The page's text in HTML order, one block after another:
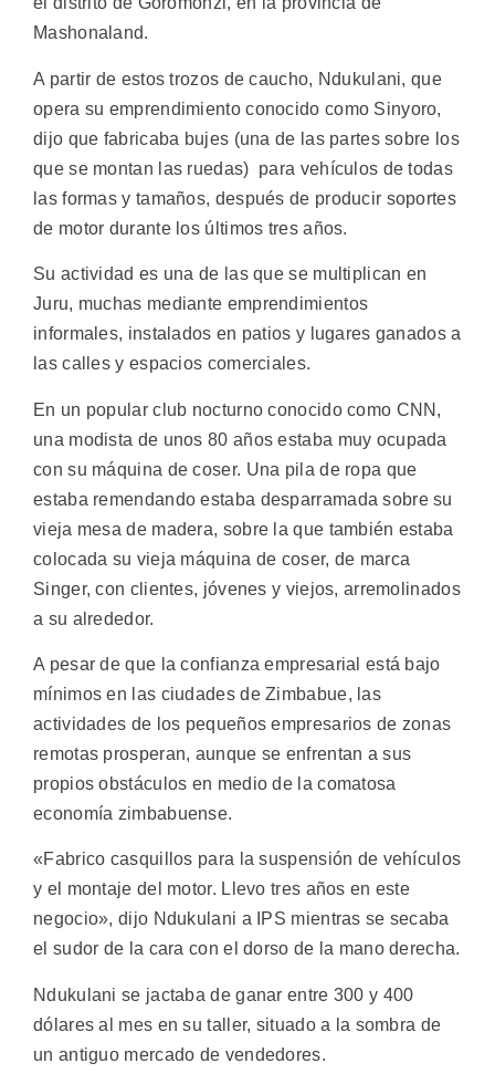
Mashonaland.
A partir de estos trozos de caucho, Ndukulani, que
opera su emprendimiento conocido como Sinyoro,
dijo que fabricaba bujes (una de las partes sobre los
que se montan las ruedas) para vehículos de todas
las formas y tamaños, después de producir soportes
de motor durante los últimos tres años.
Su actividad es una de las que se multiplican en
Juru, muchas mediante emprendimientos
informales, instalados en patios y lugares ganados a
las calles y espacios comerciales.
En un popular club nocturno conocido como CNN,
una modista de unos 80 años estaba muy ocupada
con su máquina de coser. Una pila de ropa que
estaba remendando estaba desparramada sobre su
vieja mesa de madera, sobre la que también estaba
colocada su vieja máquina de coser, de marca
Singer, con clientes, jóvenes y viejos, arremolinados
a su alrededor.
A pesar de que la confianza empresarial está bajo
mínimos en las ciudades de Zimbabue, las
actividades de los pequeños empresarios de zonas
remotas prosperan, aunque se enfrentan a sus
propios obstáculos en medio de la comatosa
economía zimbabuense.
«Fabrico casquillos para la suspensión de vehículos
y el montaje del motor. Llevo tres años en este
negocio», dijo Ndukulani a IPS mientras se secaba
el sudor de la cara con el dorso de la mano derecha.
Ndukulani se jactaba de ganar entre 300 y 400
dólares al mes en su taller, situado a la sombra de
un antiguo mercado de vendedores.